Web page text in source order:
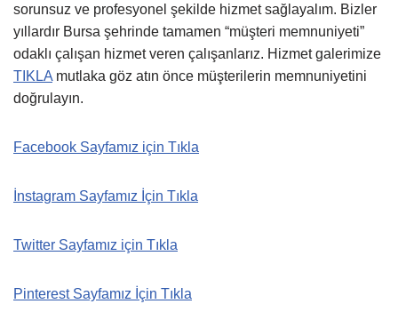
sorunsuz ve profesyonel şekilde hizmet sağlayalım. Bizler
yıllardır Bursa şehrinde tamamen “müşteri memnuniyeti”
odaklı çalışan hizmet veren çalışanlarız. Hizmet galerimize
TIKLA mutlaka göz atın önce müşterilerin memnuniyetini
doğrulayın.
Facebook Sayfamız için Tıkla
İnstagram Sayfamız İçin Tıkla
Twitter Sayfamız için Tıkla
Pinterest Sayfamız İçin Tıkla